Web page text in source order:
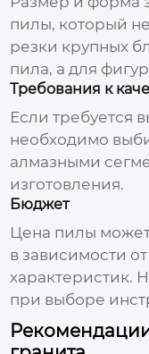
пилы, который
резки крупных
пила, а для
Требования к
Если требуется
необходимо
алмазными
изготовления.
Бюджет
Цена пилы
в зависимости от
характеристик.
при выборе